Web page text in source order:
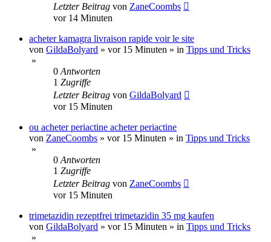
Letzter Beitrag von ZaneCoombs
vor 14 Minuten
acheter kamagra livraison rapide voir le site
von GildaBolyard » vor 15 Minuten » in Tipps und Tricks
»
0 Antworten
1 Zugriffe
Letzter Beitrag von GildaBolyard
vor 15 Minuten
ou acheter periactine acheter periactine
von ZaneCoombs » vor 15 Minuten » in Tipps und Tricks
»
0 Antworten
1 Zugriffe
Letzter Beitrag von ZaneCoombs
vor 15 Minuten
trimetazidin rezeptfrei trimetazidin 35 mg kaufen
von GildaBolyard » vor 15 Minuten » in Tipps und Tricks
»